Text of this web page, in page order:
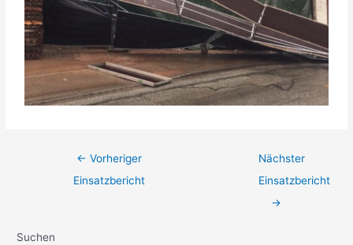
← Vorheriger
Einsatzbericht
Nächster
Einsatzbericht
→
Suchen